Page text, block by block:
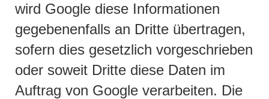
wird Google diese Informationen
gegebenenfalls an Dritte übertragen,
sofern dies gesetzlich vorgeschrieben
oder soweit Dritte diese Daten im
Auftrag von Google verarbeiten. Die